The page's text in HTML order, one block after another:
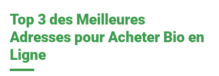
Top 3 des Meilleures
Adresses pour Acheter Bio en
Ligne